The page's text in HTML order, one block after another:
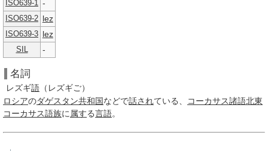
ISO639-1 -
ISO639-2 lez
ISO639-3 lez
SIL -
名詞
レズギ語 （レズギご）
ロシアのダゲスタン共和国などで話されている、 コーカサス諸語北東
コーカサス語族に 属する言語。